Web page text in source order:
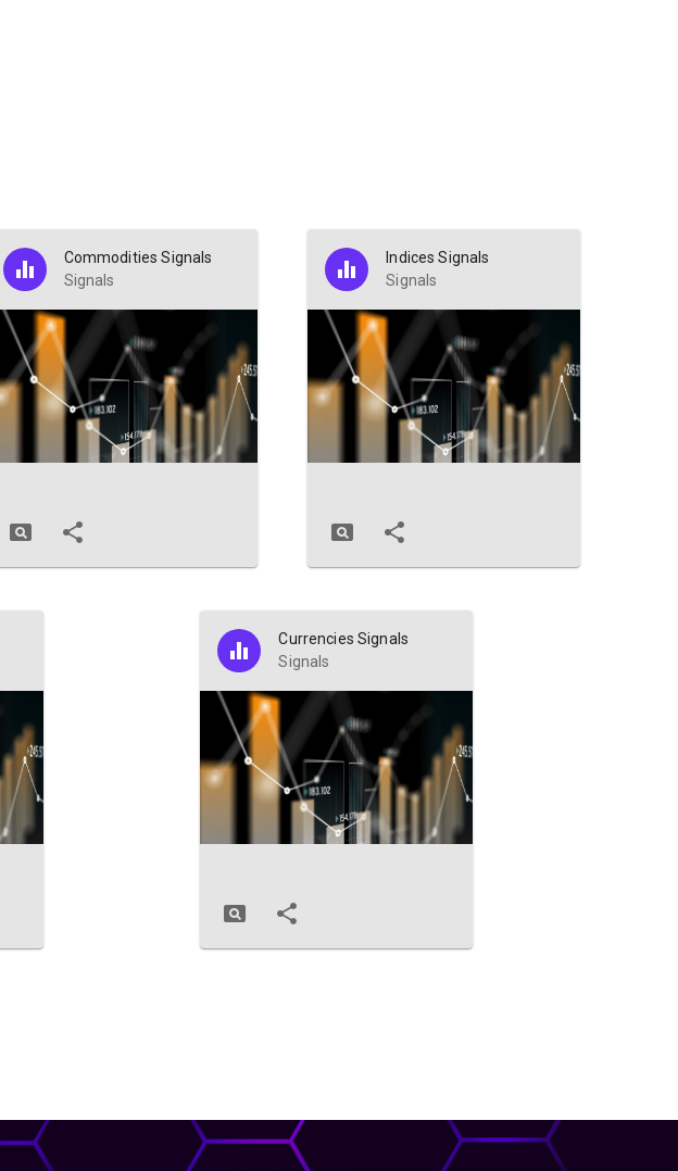
Commodities Signals
Signals
Indices Signals
Signals
Currencies Signals
Signals